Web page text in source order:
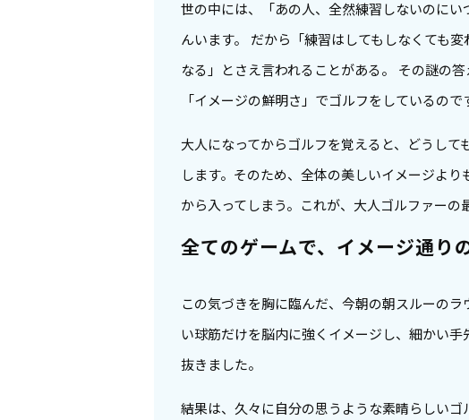
世の中には、「あの人、全然練習しないのに
んいます。 だから「練習はしてもしなくても
なる」とさえ言われることがある。 その謎の
「イメージの鮮明さ」でゴルフをしているので
大人になってからゴルフを覚えると、どうし
します。そのため、全体の美しいイメージよ
から入ってしまう。これが、大人ゴルファーの
全てのゲームで、イメージ通り
この気づきを胸に臨んだ、今朝の朝スルーの
い球筋だけを脳内に強くイメージし、細かい
抜きました。
結果は、久々に自分の思うような素晴らしい